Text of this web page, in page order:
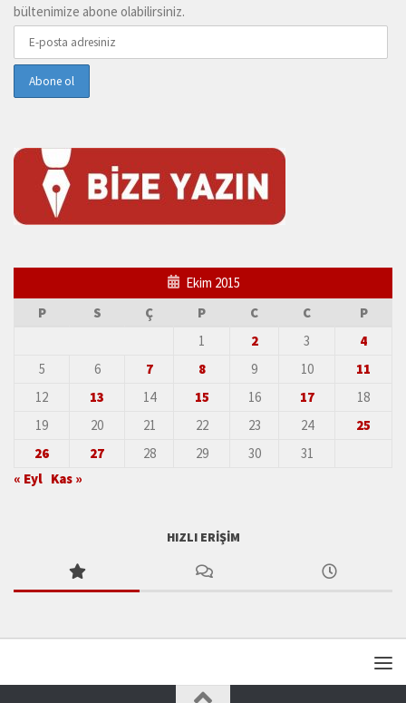
bültenimize abone olabilirsiniz.
Ekim 2015
P
S Ç P C C
P
1
2 3
4
5
6 7 8 9 10
11
12
13 14 15 16 17
18
19
20 21 22 23 24
25
26
27 28 29 30
31
« Eyl Kas »
HIZLI ERIŞIM